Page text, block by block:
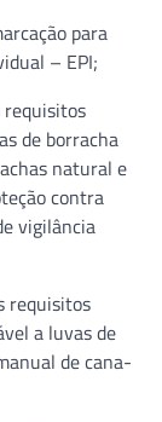
para
– EPI;
requisitos
de borracha
natural e
contra
vigilância
requisitos
a luvas de
de cana-